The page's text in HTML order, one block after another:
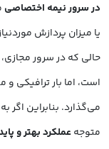
در سرور نیمه اختصاصی
یا میزان پردازش
حالی که در سرور
است، اما بار ترافیکی
می‌گذارد. بنابراین اگر
متوجهعملکرد بهتر و